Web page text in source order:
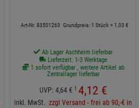
Art-Nr. 83501263 Grundpreis: 1 Stück = 1, 03 €
Ab Lager Aschheim lieferbar
Lieferzeit: 1-3 Werktage
1 sofort verfügbar , weitere Artikel ab
Zentrallager lieferbar
UVP: 4,64 € 1 4,12 €
inkl. MwSt. zzgl Versand - frei ab 90,-€ in